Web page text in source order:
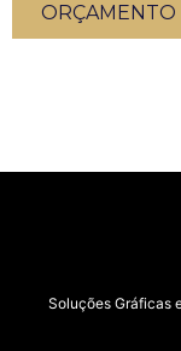
ORÇAMENTO
Soluções Gráficas